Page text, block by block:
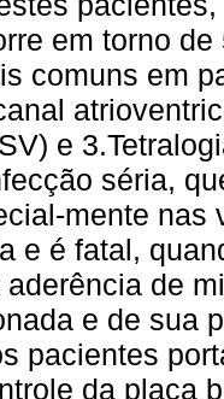
em torno
comuns em
e
séria,
mente nas
e é fatal,
aderência de
e de sua
pacientes
da placa